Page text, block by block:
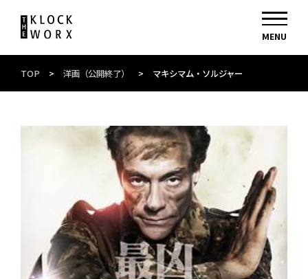
TOP > 洋画（公開終了） > マキシマム・ソルジャー